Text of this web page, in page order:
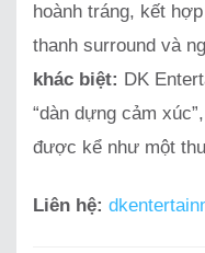
hoành tráng, kết
thanh surround và
khác biệt: DK
“dàn dựng cảm
được kể như một
Liên hệ: